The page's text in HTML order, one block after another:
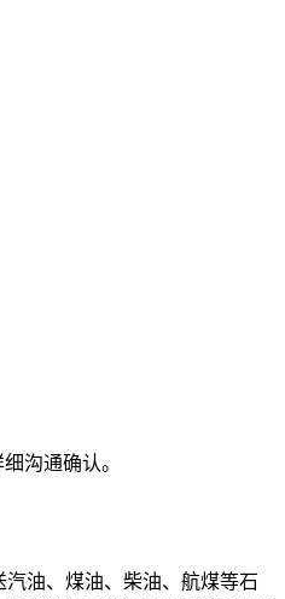
沟通确认。
油、煤油、柴油、航煤等石